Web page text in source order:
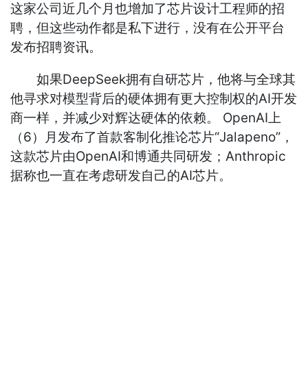
这家公司近几个月也增加了芯片设计工程师的招
聘，但这些动作都是私下进行，没有在公开平台
发布招聘资讯。
如果DeepSeek拥有自研芯片，他将与全球其
他寻求对模型背后的硬体拥有更大控制权的AI开发
商一样，并减少对辉达硬体的依赖。 OpenAI上
（6）月发布了首款客制化推论芯片“Jalapeno”，
这款芯片由OpenAI和博通共同研发；Anthropic
据称也一直在考虑研发自己的AI芯片。